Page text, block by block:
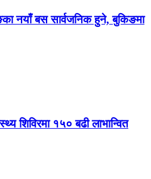
नयाँ बस सार्वजनिक हुने, बुकिङमा
शिविरमा १५० बढी लाभान्वित